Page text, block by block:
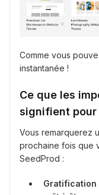
Comme vous
instantanée !
Ce que les
signifient pour
Vous remarquerez
prochaine fois que
SeedProd :
Gratification